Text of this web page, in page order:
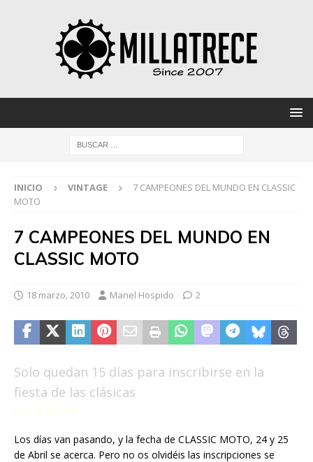
INICIO VINTAGE
7 CAMPEONES DEL MUNDO EN CLASSIC
MOTO
7 CAMPEONES DEL MUNDO EN
CLASSIC MOTO
18 marzo, 2010 Manel Hospido 2
Solo quedan 15 días para inscribirse en la
fiesta de las clásicas
nota de prensa
Los días van pasando, y la fecha de CLASSIC MOTO, 24 y 25
de Abril se acerca. Pero no os olvidéis las inscripciones se